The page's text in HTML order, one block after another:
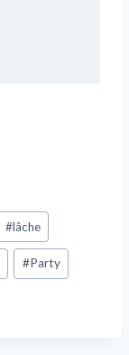
#lâche
#Party